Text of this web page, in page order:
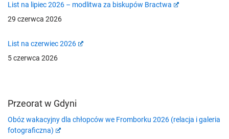
List na lipiec 2026 – modlitwa za biskupów Bractwa
29 czerwca 2026
List na czerwiec 2026
5 czerwca 2026
Przeorat w Gdyni
Obóz wakacyjny dla chłopców we Fromborku 2026 (relacja i galeria
fotograficzna)